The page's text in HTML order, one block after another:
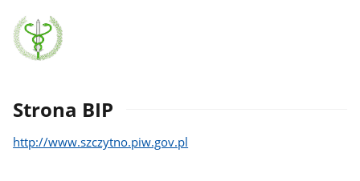
Strona BIP
http://www.szczytno.piw.gov.pl